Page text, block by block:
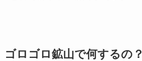
ゴロゴロ鉱山で何するの？